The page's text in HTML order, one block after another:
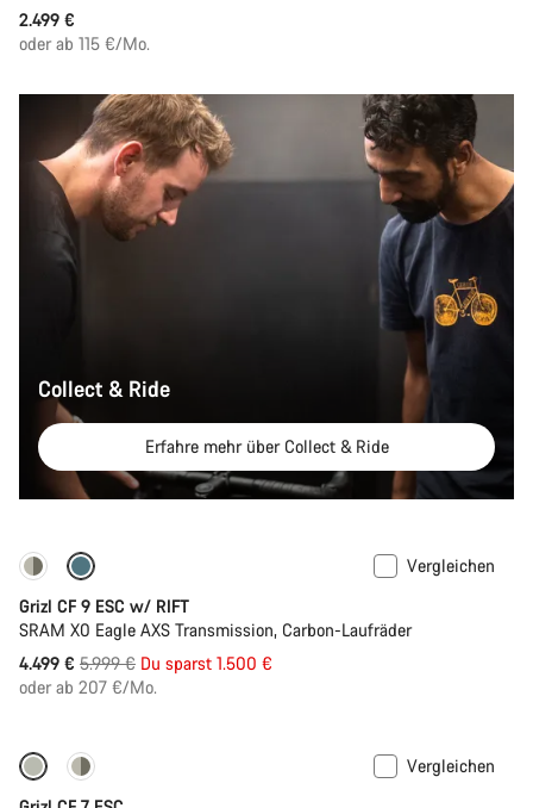
2.499 €
oder ab 115 €/Mo.
Collect & Ride
Erfahre mehr über Collect & Ride
-25%
Vergleichen
Grizl CF 9 ESC w/ RIFT
SRAM X0 Eagle AXS Transmission, Carbon-Laufräder
4.499 € Ursprungspreis
5.999 € Du sparst 1.500 €
oder ab 207 €/Mo.
-11%
Vergleichen